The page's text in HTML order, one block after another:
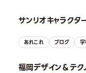
サンリオキャラクタ
あれこれ ブログ
福岡デザイン＆テ